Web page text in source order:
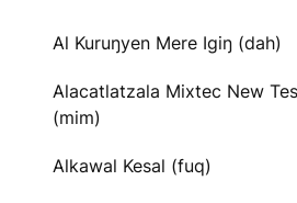
Al Kuruŋyen Mere Igiŋ (dah)
Alacatlatzala Mixtec New
(mim)
Alkawal Kesal (fuq)